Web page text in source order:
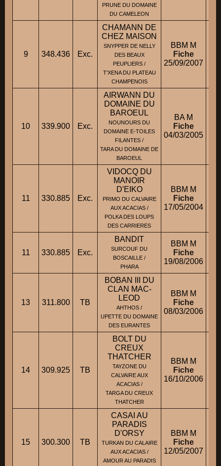
PRUNE DU DOMAINE
DU CAMELEON
9 348.436 Exc.
CHAMANN DE
CHEZ MAISON
SNYPPER DE NELLY
DES BEAUX
PEUPLIERS /
T'XENA DU PLATEAU
CHAMPENOIS
BBM M
Fiche
25/09/2007
10 339.900 Exc.
AIRWANN DU
DOMAINE DU
BAROEUL
NOUNOURS DU
DOMAINE E-TOILES
FILANTES /
TARA DU DOMAINE DE
BAROEUL
BA M
Fiche
04/03/2005
11 330.885 Exc.
VIDOCQ DU
MANOIR
D'EIKO
PRIMO DU CALVAIRE
AUX ACACIAS /
POLKA DES LOUPS
DES CARRIERES
BBM M
Fiche
17/05/2004
11 330.885 Exc.
BANDIT
SURCOUF DU
BOSCAILLE /
PHARA
BBM M
Fiche
19/08/2006
13 311.800 TB
BOBAN III DU
CLAN MAC-
LEOD
AHTHOS /
UPETTE DU DOMAINE
DES EURANTES
BBM M
Fiche
08/03/2006
14 309.925 TB
BOLT DU
CREUX
THATCHER
TAYZONE DU
CALVAIRE AUX
ACACIAS /
TARGA DU CREUX
THATCHER
BBM M
Fiche
16/10/2006
15 300.300 TB
CASAI AU
PARADIS
D'ORSY
TURKAN DU CALAIRE
AUX ACACIAS /
AMOUR AU PARADIS
BBM M
Fiche
12/05/2007